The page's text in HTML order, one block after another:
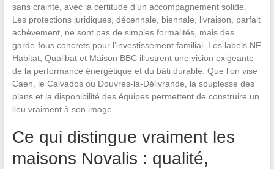
sans crainte, avec la certitude d’un accompagnement solide.
Les protections juridiques, décennale, biennale, livraison, parfait
achèvement, ne sont pas de simples formalités, mais des
garde-fous concrets pour l’investissement familial. Les labels NF
Habitat, Qualibat et Maison BBC illustrent une vision exigeante
de la performance énergétique et du bâti durable. Que l’on vise
Caen, le Calvados ou Douvres-la-Délivrande, la souplesse des
plans et la disponibilité des équipes permettent de construire un
lieu vraiment à son image.
Ce qui distingue vraiment les
maisons Novalis : qualité,